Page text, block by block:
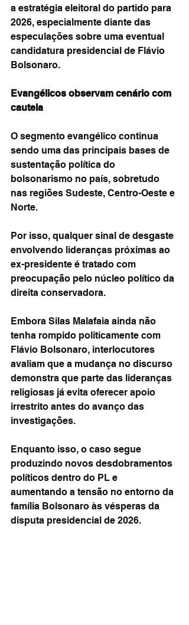
a estratégia eleitoral do partido para
2026, especialmente diante das
especulações sobre uma eventual
candidatura presidencial de Flávio
Bolsonaro.
Evangélicos observam cenário com
cautela
O segmento evangélico continua
sendo uma das principais bases de
sustentação política do
bolsonarismo no país, sobretudo
nas regiões Sudeste, Centro-Oeste e
Norte.
Por isso, qualquer sinal de desgaste
envolvendo lideranças próximas ao
ex-presidente é tratado com
preocupação pelo núcleo político da
direita conservadora.
Embora Silas Malafaia ainda não
tenha rompido politicamente com
Flávio Bolsonaro, interlocutores
avaliam que a mudança no discurso
demonstra que parte das lideranças
religiosas já evita oferecer apoio
irrestrito antes do avanço das
investigações.
Enquanto isso, o caso segue
produzindo novos desdobramentos
políticos dentro do PL e
aumentando a tensão no entorno da
família Bolsonaro às vésperas da
disputa presidencial de 2026.